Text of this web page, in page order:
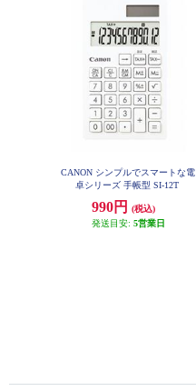
CANON シンプルでスマートな電
卓シリーズ 手帳型 SI-12T
990円
(税込)
発送目安: 5営業日